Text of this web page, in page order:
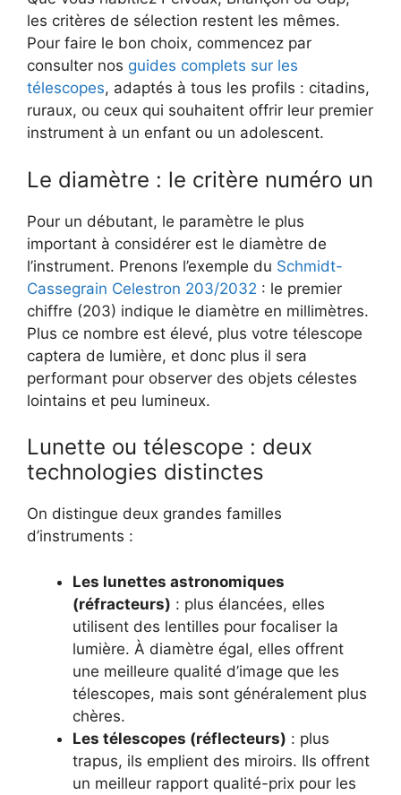
les critères de sélection restent les mêmes.
Pour faire le bon choix, commencez par
consulter nos guides complets sur les
télescopes, adaptés à tous les profils : citadins,
ruraux, ou ceux qui souhaitent offrir leur premier
instrument à un enfant ou un adolescent.
Le diamètre : le critère numéro un
Pour un débutant, le paramètre le plus
important à considérer est le diamètre de
l’instrument. Prenons l’exemple du Schmidt-
Cassegrain Celestron 203/2032 : le premier
chiffre (203) indique le diamètre en millimètres.
Plus ce nombre est élevé, plus votre télescope
captera de lumière, et donc plus il sera
performant pour observer des objets célestes
lointains et peu lumineux.
Lunette ou télescope : deux
technologies distinctes
On distingue deux grandes familles
d’instruments :
Les lunettes astronomiques
(réfracteurs) : plus élancées, elles
utilisent des lentilles pour focaliser la
lumière. À diamètre égal, elles offrent
une meilleure qualité d’image que les
télescopes, mais sont généralement plus
chères.
Les télescopes (réflecteurs) : plus
trapus, ils emplient des miroirs. Ils offrent
un meilleur rapport qualité-prix pour les